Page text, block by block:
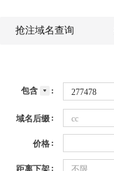
抢注域名查询
包含
域名后缀 cc
价格
距离下架 不限